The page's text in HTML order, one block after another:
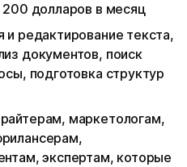
200 долларов в месяц
и редактирование текста,
документов, поиск
подготовка структур
маркетологам,
экспертам, которые